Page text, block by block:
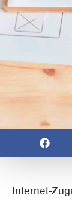
Internet-